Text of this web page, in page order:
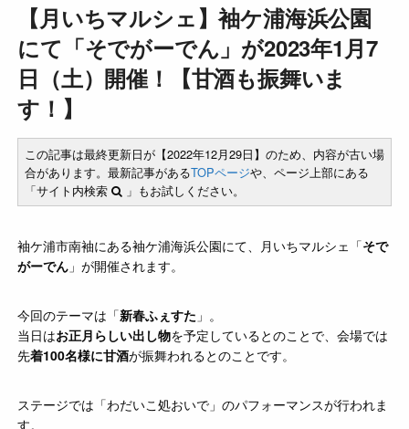
【月いちマルシェ】袖ケ浦海浜公園
にて「そでがーでん」が2023年1月7
日（土）開催！【甘酒も振舞いま
す！】
この記事は最終更新日が【2022年12月29日】のため、内容が古い場
合があります。最新記事があるTOPページや、ページ上部にある
「サイト内検索
」もお試しください。
袖ケ浦市南袖にある袖ケ浦海浜公園にて、月いちマルシェ「そで
がーでん 」が開催されます。
今回のテーマは「新春ふぇすた 」。
当日はお正月らしい出し物を予定しているとのことで、会場では
先着100名様に甘酒が振舞われるとのことです。
ステージでは「わだいこ処おいで」のパフォーマンスが行われま
す。